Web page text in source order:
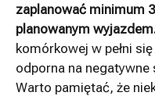
zaplanować minimum
planowanym
komórkowej w pełni
odporna na negatywne
Warto pamiętać, że